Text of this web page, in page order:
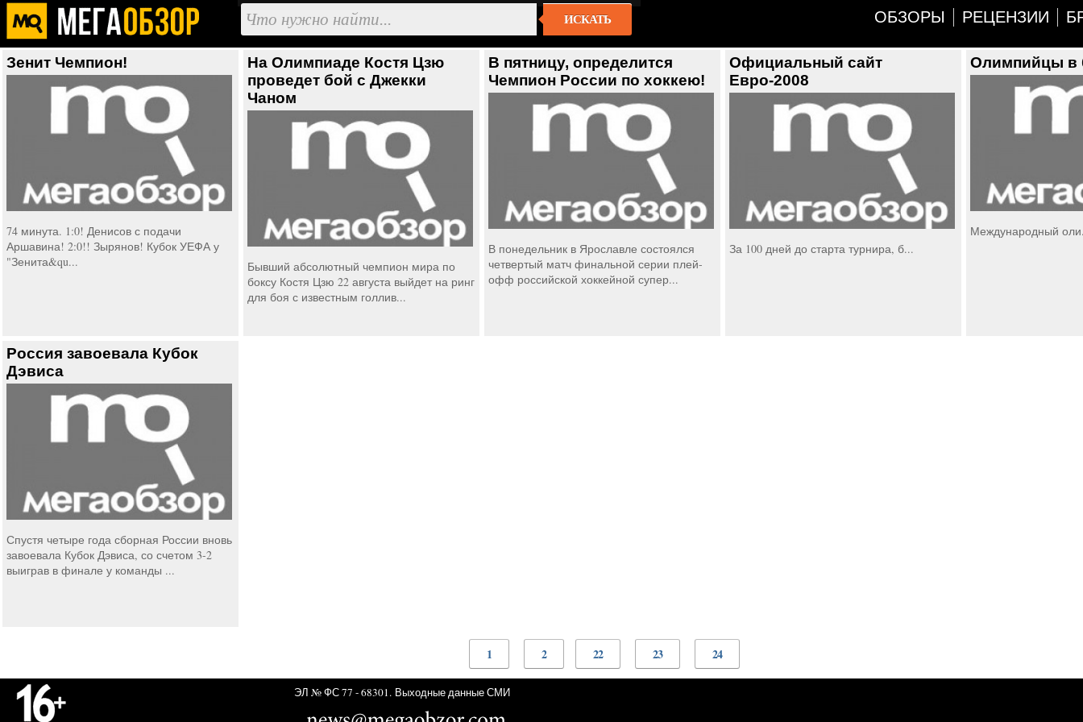
ИСКАТЬ ОБЗОРЫ РЕЦЕНЗИИ
Зенит Чемпион!
74 минута. 1:0! Денисов с подачи
Аршавина! 2:0!! Зырянов! Кубок УЕФА у
"Зенита&qu...
На Олимпиаде Костя Цзю
проведет бой с Джекки
Чаном
Бывший абсолютный чемпион мира по
боксу Костя Цзю 22 августа выйдет на ринг
для боя с известным голлив...
В пятницу, определится
Чемпион России по хоккею!
В понедельник в Ярославле состоялся
четвертый матч финальной серии плей-
офф российской хоккейной супер...
Официальный сайт
Евро-2008
За 100 дней до старта турнира, б...
Олимпийцы в
Международный
Россия завоевала Кубок
Дэвиса
Спустя четыре года сборная России вновь
завоевала Кубок Дэвиса, со счетом 3-2
выиграв в финале у команды ...
1 2 22 23 24
ЭЛ № ФС 77 - 68301. Выходные данные СМИ